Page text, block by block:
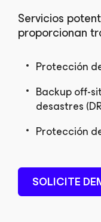
Servicios
proporcionan
Protección
Backup off-
desastres
Protección
SOLICITE